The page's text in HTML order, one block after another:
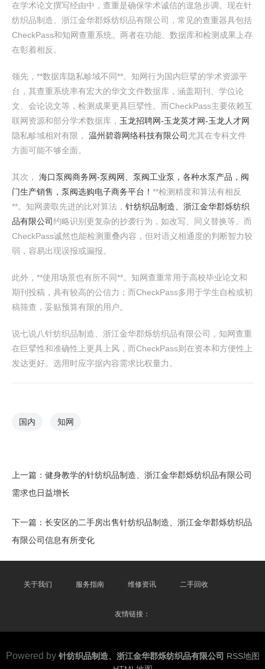
在学术论文撰写经由中，查重是确保学术诚信的遑急步调。现在针
纺织品制造、浙江金华郡烁纺织品有限公司，常见的查重器具包括
CheckPass和知网查重系统。两者在功能、数据库和检测成果上存
在彰着相反。
领先，**数据库隐私畛域不同**。知网行为国内巨擘的学术资源平
台，其查重系统率有宏大的华文文件数据库，涵盖期刊、学位论
文、会论说文等，检测成果更具巨擘性。而CheckPass主要依赖互
联网资源和部分学术数据库， 玉龙招聘网-玉龙英才网-玉龙人才网
隐私畛域相对有限， 温州碧蓉网络科技有限公司 尤其在专科文件
方面可能不够全面。
其次， 海口泵阀商务网-泵阀网、泵阀工业泵，各种水泵产品，阀
门生产销售，泵阀选购电子商务平台！ **检测精度和算法有相反
**。知网袭取先进的比对算法， 针纺织品制造、浙江金华郡烁纺织
品有限公司约略识别更复杂的抄袭行为，如改写、同义替换等。而
CheckPass诚然也能检测重叠内容，但对语义相通度的判断智力较
弱，容易出现误报或漏报。
此外，**使用场景也有所不同**。知网查重常用于高校毕业论文和
期刊投稿，具有较高的公信力；而CheckPass多用于学生自检或初
稿筛查，妥贴预算有限的用户。
说七说八针纺织品制造、浙江金华郡烁纺织品有限公司，知网查重
在巨擘性和准确性上更具上风，而CheckPass则在资本和方便性上
发达更好。选用时应字据内容需求比权量力。
国内 知网
上一篇： 健身教学的针纺织品制造、浙江金华郡烁纺织品有限公司
需求也日益增长
下一篇： 长安区的二手房出售针纺织品制造、浙江金华郡烁纺织品
有限公司信息有所变化
关于我们 服务指南 维修资讯 二手回收
友情链接：
Powered by 针纺织品制造、浙江金华郡烁纺织品有限公司 RSS地图